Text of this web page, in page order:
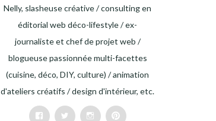
Nelly, slasheuse créative / consulting en
éditorial web déco-lifestyle / ex-
journaliste et chef de projet web /
blogueuse passionnée multi-facettes
(cuisine, déco, DIY, culture) / animation
d'ateliers créatifs / design d'intérieur, etc.
FacebookTwitter InstagramPinterest